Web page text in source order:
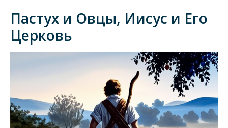
Пастух и Овцы, Иисус и Его
Церковь